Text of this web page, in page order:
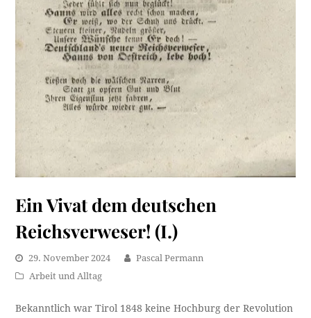
Ein Vivat dem deutschen
Reichsverweser! (I.)
29. November 2024
Pascal Permann
Arbeit und Alltag
Bekanntlich war Tirol 1848 keine Hochburg der Revolution